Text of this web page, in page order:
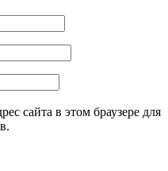
сайта в этом браузере для